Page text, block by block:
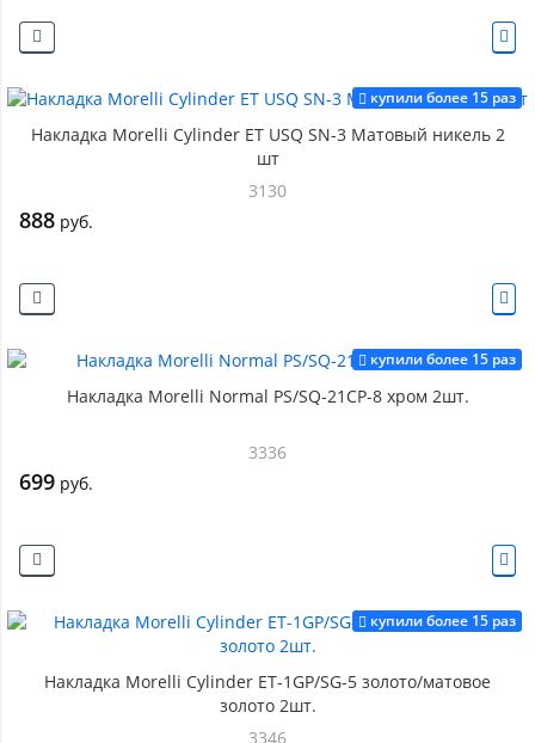
купили более 15 раз
Накладка Morelli Cylinder ET USQ SN-3 Матовый никель 2
шт
3130
888 руб.
купили более 15 раз
Накладка Morelli Normal PS/SQ-21CP-8 хром 2шт.
3336
699 руб.
купили более 15 раз
Накладка Morelli Cylinder ET-1GP/SG-5 золото/матовое
золото 2шт.
3346